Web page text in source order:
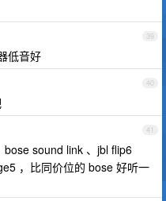
39
低音好
40
41
sound link 、jbl flip6
，比同价位的 bose 好听一